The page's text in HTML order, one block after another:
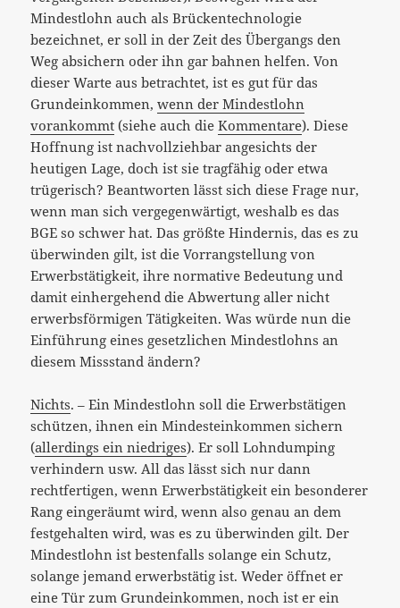
Mindestlohn auch als Brückentechnologie
bezeichnet, er soll in der Zeit des Übergangs den
Weg absichern oder ihn gar bahnen helfen. Von
dieser Warte aus betrachtet, ist es gut für das
Grundeinkommen,wenn der Mindestlohn
vorankommt (siehe auch dieKommentare). Diese
Hoffnung ist nachvollziehbar angesichts der
heutigen Lage, doch ist sie tragfähig oder etwa
trügerisch? Beantworten lässt sich diese Frage nur,
wenn man sich vergegenwärtigt, weshalb es das
BGE so schwer hat. Das größte Hindernis, das es zu
überwinden gilt, ist die Vorrangstellung von
Erwerbstätigkeit, ihre normative Bedeutung und
damit einhergehend die Abwertung aller nicht
erwerbsförmigen Tätigkeiten. Was würde nun die
Einführung eines gesetzlichen Mindestlohns an
diesem Missstand ändern?
Nichts. – Ein Mindestlohn soll die Erwerbstätigen
schützen, ihnen ein Mindesteinkommen sichern
(allerdings ein niedriges). Er soll Lohndumping
verhindern usw. All das lässt sich nur dann
rechtfertigen, wenn Erwerbstätigkeit ein besonderer
Rang eingeräumt wird, wenn also genau an dem
festgehalten wird, was es zu überwinden gilt. Der
Mindestlohn ist bestenfalls solange ein Schutz,
solange jemand erwerbstätig ist. Weder öffnet er
eine Tür zum Grundeinkommen, noch ist er ein